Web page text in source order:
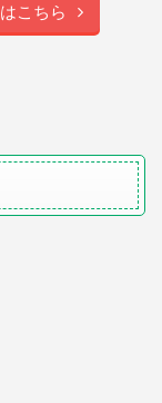
こちら